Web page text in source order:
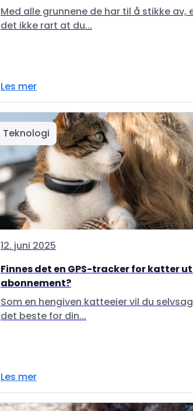
Med alle grunnene de har til å stikke av,
det ikke rart at du...
Les mer
Teknologi
12. juni 2025
Finnes det en GPS-tracker for katter
abonnement?
Som en hengiven katteeier vil du
det beste for din...
Les mer